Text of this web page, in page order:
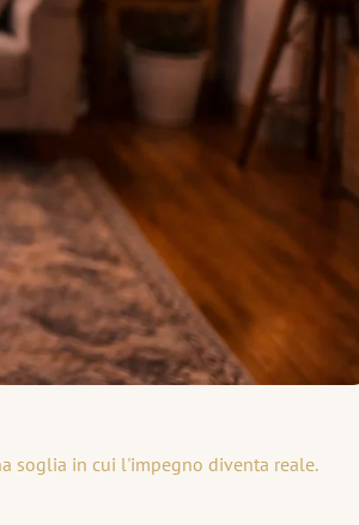
soglia in cui l'impegno diventa reale.